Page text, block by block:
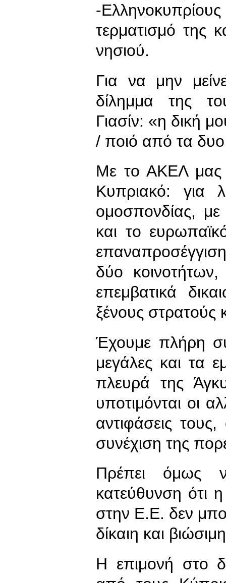
-
τερματισμό της
νησιού.
Για να μην
δίλημμα της
Γιασίν: «η δική
/ ποιό από τα
Με το ΑΚΕΛ μας
Κυπριακό: για
ομοσπονδίας,
και το
δύο κοινοτήτων,
επεμβατικά
ξένους στρατούς
Έχουμε πλήρη
μεγάλες και τα
πλευρά της
υποτιμόνται οι
αντιφάσεις
συνέχιση της
Πρέπει όμως
κατεύθυνση ότι
στην Ε.Ε. δεν
δίκαιη και
Η επιμονή στο